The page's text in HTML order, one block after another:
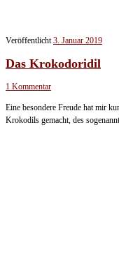
Veröffentlicht 3. Januar 2019
Das Krokodoridil
1 Kommentar
Eine besondere Freude hat mir
Krokodils gemacht, des